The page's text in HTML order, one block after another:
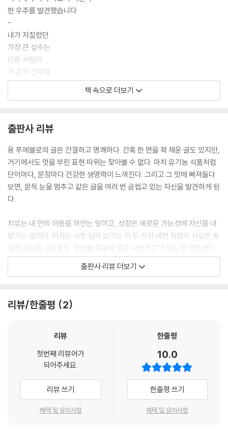
한 우주를 발견했습니다
-
내가 저질렀던
가장 큰 실수는
다른 사람이
내 존재 전부를
속박할 수 있다고
보호하기 위해
스스로 만든 벽이
당신의 감옥이
되지 않게 하세요
-
사람들은 한번 바닥을 치고 나서
그때야 비로소 자신이 진정으로
원하는 것이 확연하게 보이니까요
-
놓아버린다는 것은
잊어버린다는 뜻이 아니에요
그저 과거의 에너지를
않겠다는 뜻이랍니다
무수히 다시 태어날 수 있습니다
자신의 힘을 못 믿는 것이
우리를 고달프게 하는
고통의 가장 흔한 원인입니다
나 자신과도
책 속으로 더보기
출판사 리뷰
융 푸에블로의 글은 간결하고 명쾌하다. 간혹 한 면을 꽉 채운 글도 있지만,
거기에서도 멋을 부린 표현 따위는 찾아볼 수 없다. 마치 유기농 식품처럼
단어마다, 문장마다 건강한 생명력이 느껴진다. 그리고 그 맛에 빠져들다
보면, 문득 눈을 멈추고 같은 글을 여러 번 곱씹고 있는 자신을 발견하게 된
다.
치유는 내 안의 어둠을 껴안는 일이고, 성장은 새로운 가능성에 자신을 내
맡기는 일이다. 저자는 사뭇 달라 보이는 이 두 가지 내면 작업이 사실은 동
일한 것임을 강조한다. 자신을 충분히 알고 사랑하고자 하는 용기만 낸다
면, 즉각 우리 삶의 안팎에 새로운 시공간이 준비되고, 바로 거기에서 자유
와 행복의 문이 동시다발로 열리기 때문이다.
험과 성찰을 오롯이 담고 있다. 제목조차 없이 진심으로만 가득한 200여
출판사 리뷰 더보기
리뷰/한줄평 2
리뷰
첫번째 리뷰어가
되어주세요.
리뷰 쓰기
혜택 및 유의사항
한줄평
10.0
한줄평 쓰기
혜택 및 유의사항